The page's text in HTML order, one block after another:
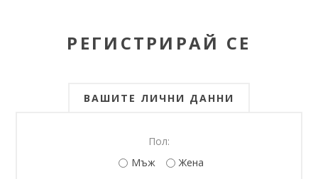
РЕГИСТРИРАЙ СЕ
ВАШИТЕ ЛИЧНИ ДАННИ
Пол:
Мъж
Жена